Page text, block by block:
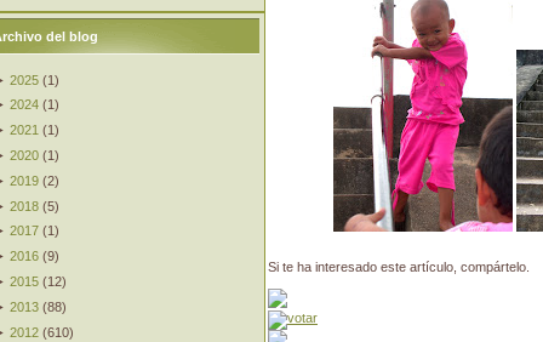
Si te ha interesado este artículo, compártelo.
del blog
2025 (1)
2024 (1 )
2021 (1)
2020 (1)
2019 (2)
2018 (5)
2017 (1 )
2016 (9)
2015 (12)
2013 (88)
2012 (610)